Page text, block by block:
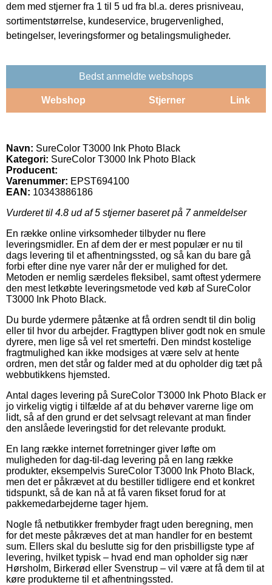
dem med stjerner fra 1 til 5 ud fra bl.a. deres prisniveau,
sortimentstørrelse, kundeservice, brugervenlighed,
betingelser, leveringsformer og betalingsmuligheder.
Bedst anmeldte webshops
Webshop Stjerner Link
Navn: SureColor T3000 Ink Photo Black
Kategori: SureColor T3000 Ink Photo Black
Producent:
Varenummer: EPST694100
EAN: 10343886186
Vurderet til 4.8 ud af 5 stjerner baseret på 7anmeldelser
En række online virksomheder tilbyder nu flere
leveringsmidler. En af dem der er mest populær er nu til
dags levering til et afhentningssted, og så kan du bare gå
forbi efter dine nye varer når der er mulighed for det.
Metoden er nemlig særdeles fleksibel, samt oftest ydermere
den mest letkøbte leveringsmetode ved køb af SureColor
T3000 Ink Photo Black.
Du burde ydermere påtænke at få ordren sendt til din bolig
eller til hvor du arbejder. Fragttypen bliver godt nok en smule
dyrere, men lige så vel ret smertefri. Den mindst kostelige
fragtmulighed kan ikke modsiges at være selv at hente
ordren, men det står og falder med at du opholder dig tæt på
webbutikkens hjemsted.
Antal dages levering på SureColor T3000 Ink Photo Black er
jo virkelig vigtig i tilfælde af at du behøver varerne lige om
lidt, så af den grund er det selvsagt relevant at man finder
den anslåede leveringstid for det relevante produkt.
En lang række internet forretninger giver løfte om
muligheden for dag-til-dag levering på en lang række
produkter, eksempelvis SureColor T3000 Ink Photo Black,
men det er påkrævet at du bestiller tidligere end et konkret
tidspunkt, så de kan nå at få varen fikset forud for at
pakkemedarbejderne tager hjem.
Nogle få netbutikker frembyder fragt uden beregning, men
for det meste påkræves det at man handler for en bestemt
sum. Ellers skal du beslutte sig for den prisbilligste type af
levering, hvilket typisk – hvad end man opholder sig nær
Hørsholm, Birkerød eller Svenstrup – vil være at få dem til at
køre produkterne til et afhentningssted.